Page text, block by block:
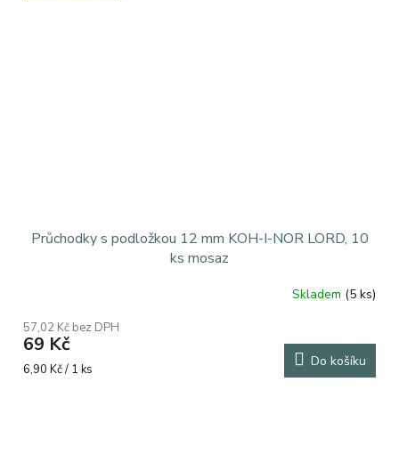
Průchodky s podložkou 12 mm KOH-I-NOR LORD, 10
ks mosaz
Skladem (5 ks)
57,02 Kč bez DPH
69 Kč
Měrná
6,90 Kč / 1 ks Do košíku